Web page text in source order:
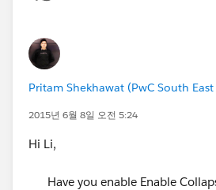
Pritam Shekhawat (PwC South
2015년 6월 8일 오전 5:24
Hi Li,
Have you enable Enable